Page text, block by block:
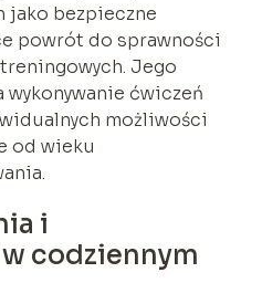
jako bezpieczne
powrót do sprawności
Jego
wykonywanie ćwiczeń
możliwości
od wieku
i
codziennym